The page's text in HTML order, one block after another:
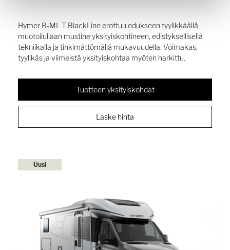
Hymer B-ML T BlackLine erottuu edukseen tyylikkäällä
muotoilullaan mustine yksityiskohtineen, edistyksellisellä
tekniikalla ja tinkimättömällä mukavuudella. Voimakas,
tyylikäs ja viimeistä yksityiskohtaa myöten harkittu.
Tuotteen yksityiskohdat
Laske hinta
Uusi